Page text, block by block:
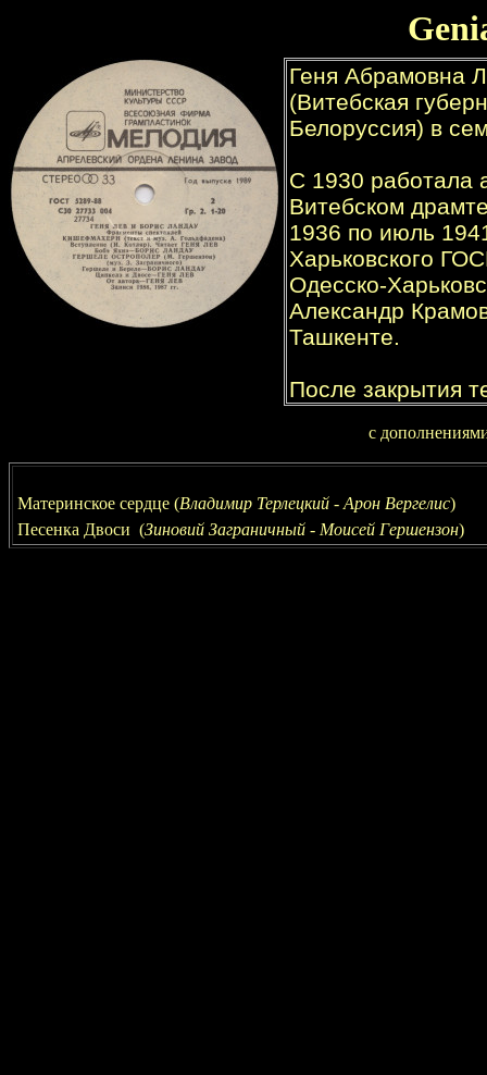
с
Материнское сердце (Владимир Терлецкий - Арон Вергелис)
Песенка Двоси (Зиновий Заграничный - Моисей Гершензон)